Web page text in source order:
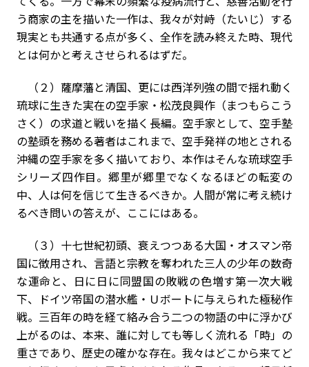
う商家の主を描いた一作は、我々が対峙（たいじ）する
現実とも共通する点が多く、全作を読み終えた時、現代
とは何かと考えさせられるはずだ。
（２）薩摩藩と清国、更には西洋列強の間で揺れ動く
琉球に生きた実在の空手家・松茂良興作（まつもらこう
さく）の求道と戦いを描く長編。空手家として、空手塾
の塾頭を務める著者はこれまで、空手発祥の地とされる
沖縄の空手家を多く描いており、本作はそんな琉球空手
シリーズ四作目。郷里が郷里でなくなるほどの転変の
中、人は何を信じて生きるべきか。人間が常に考え続け
るべき問いの答えが、ここにはある。
（３）十七世紀初頭、衰えつつある大国・オスマン帝
国に徴用され、言語と宗教を奪われた三人の少年の数奇
な運命と、日に日に同盟国の敗戦の色増す第一次大戦
下、ドイツ帝国の潜水艦・Ｕボートに与えられた極秘作
戦。三百年の時を経て絡み合う二つの物語の中に浮かび
上がるのは、本来、誰に対しても等しく流れる「時」の
重さであり、歴史の確かな存在。我々はどこから来てど